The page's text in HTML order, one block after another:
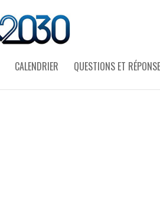
CALENDRIER QUESTIONS ET